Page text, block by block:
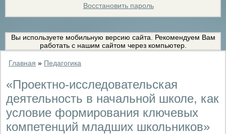
Восстановить пароль
Вы используете мобильную версию сайта. Рекомендуем Вам
работать с нашим сайтом через компьютер.
Главная » Педагогика
«Проектно-исследовательская
деятельность в начальной школе, как
условие формирования ключевых
компетенций младших школьников»